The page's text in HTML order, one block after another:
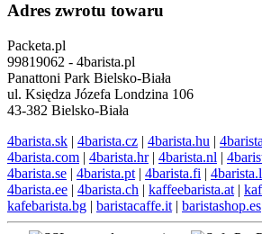
Adres zwrotu towaru
Packeta.pl
99819062 - 4barista.pl
Panattoni Park Bielsko-Biała
ul. Księdza Józefa Londzina 106
43-382 Bielsko-Biała
4barista.sk | 4barista.cz | 4barista.hu |
4barista.com | 4barista.hr| 4barista.nl |
4barista.se | 4barista.pt | 4barista.fi |
4barista.ee | 4barista.ch | kaffeebarista.at |
kafebarista.bg | baristacaffe.it | baristashop.es